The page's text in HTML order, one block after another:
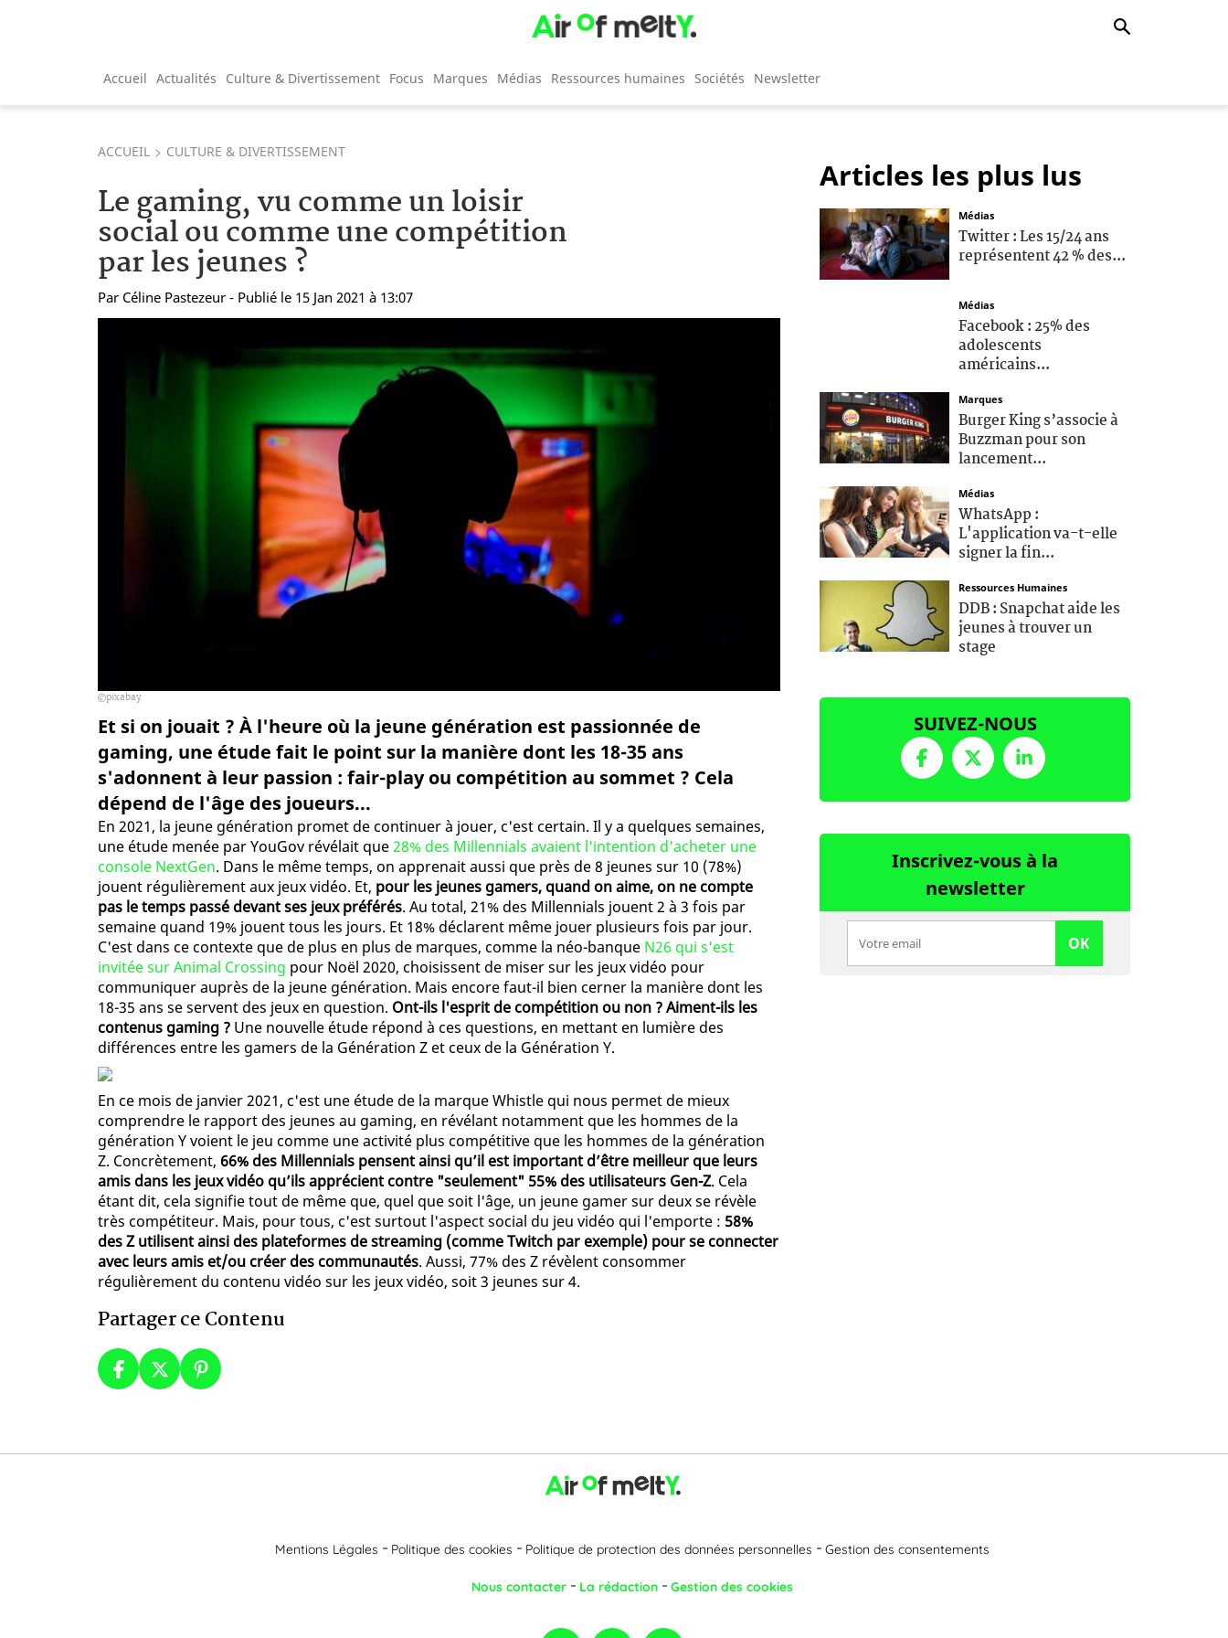
Accueil Actualités Culture & Divertissement Focus Marques Médias Ressources humaines Sociétés Newsletter
ACCUEIL CULTURE & DIVERTISSEMENT
Le gaming, vu comme un loisir
social ou comme une compétition
par les jeunes ?
Par Céline Pastezeur - Publié le 15 Jan 2021 à 13:07
pixabay
Et si on jouait ? À l'heure où la jeune génération est passionnée de
gaming, une étude fait le point sur la manière dont les 18-35 ans
s'adonnent à leur passion : fair-play ou compétition au sommet ? Cela
dépend de l'âge des joueurs...
En 2021, la jeune génération promet de continuer à jouer, c'est certain. Il y a quelques semaines,
une étude menée par YouGov révélait que28% des Millennials avaient l'intention d'acheter une
console NextGen. Dans le même temps, on apprenait aussi que près de 8 jeunes sur 10 (78%)
jouent régulièrement aux jeux vidéo. Et, pour les jeunes gamers, quand on aime, on ne compte
pas le temps passé devant ses jeux préférés. Au total, 21% des Millennials jouent 2 à 3 fois par
semaine quand 19% jouent tous les jours. Et 18% déclarent même jouer plusieurs fois par jour.
C'est dans ce contexte que de plus en plus de marques, comme la néo-banque N26 qui s'est
invitée sur Animal Crossing pour Noël 2020, choisissent de miser sur les jeux vidéo pour
communiquer auprès de la jeune génération. Mais encore faut-il bien cerner la manière dont les
18-35 ans se servent des jeux en question. Ont-ils l'esprit de compétition ou non ? Aiment-ils les
contenus gaming ? Une nouvelle étude répond à ces questions, en mettant en lumière des
différences entre les gamers de la Génération Z et ceux de la Génération Y.
En ce mois de janvier 2021, c'est une étude de la marque Whistle qui nous permet de mieux
comprendre le rapport des jeunes au gaming, en révélant notamment que les hommes de la
génération Y voient le jeu comme une activité plus compétitive que les hommes de la génération
Z. Concrètement, 66% des Millennials pensent ainsi qu’il est important d’être meilleur que leurs
amis dans les jeux vidéo qu’ils apprécient contre "seulement" 55% des utilisateurs Gen-Z. Cela
étant dit, cela signifie tout de même que, quel que soit l'âge, un jeune gamer sur deux se révèle
très compétiteur. Mais, pour tous, c'est surtout l'aspect social du jeu vidéo qui l'emporte : 58%
des Z utilisent ainsi des plateformes de streaming (comme Twitch par exemple) pour se connecter
avec leurs amis et/ou créer des communautés. Aussi, 77% des Z révèlent consommer
régulièrement du contenu vidéo sur les jeux vidéo, soit 3 jeunes sur 4.
Partager ce Contenu
Articles les plus lus
Médias
Twitter : Les 15/24 ans
représentent 42 % des...
Médias
Facebook : 25% des
adolescents
américains...
Marques
Burger King s’associe à
Buzzman pour son
lancement...
Médias
WhatsApp :
L'application va-t-elle
signer la fin...
Ressources Humaines
DDB : Snapchat aide les
jeunes à trouver un
stage
SUIVEZ-NOUS
Inscrivez-vous à la
newsletter
OK
Mentions Légales Politique des cookies Politique de protection des données personnelles Gestion des consentements
Nous contacter La rédaction Gestion des cookies